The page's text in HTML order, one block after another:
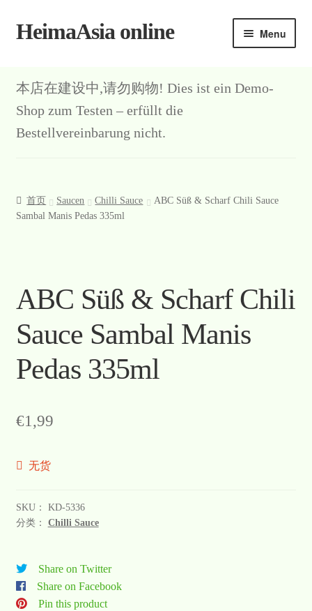
Skip
Skip
HeimaAsia online Menu
About
AGB
Datenschutz
Mein Konto
Warenkorb
Welcome
联系
本店在建设中,请勿购物! Dies ist ein Demo-
Shop zum Testen – erfüllt die
Bestellvereinbarung nicht.
首页 Saucen Chilli Sauce
ABC Süß & Scharf Chili Sauce
Sambal Manis Pedas 335ml
ABC Süß & Scharf Chili
Sauce Sambal Manis
Pedas 335ml
€1,99
无货
SKU： KD-5336
分类： Chilli Sauce
Share on Twitter
Share on Facebook
Pin this product